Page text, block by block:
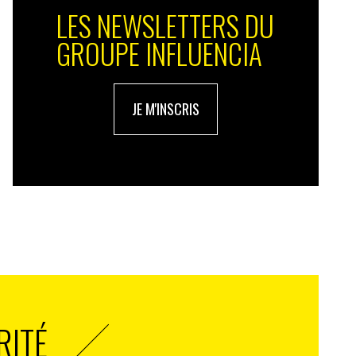
LES NEWSLETTERS DU
GROUPE INFLUENCIA
JE M'INSCRIS